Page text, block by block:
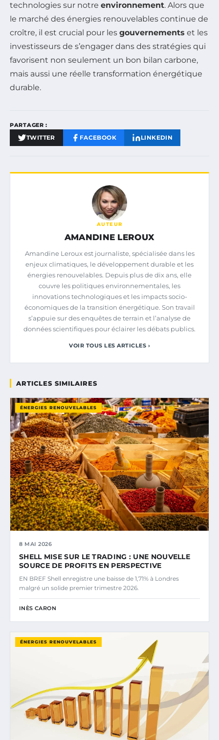
technologies sur notre environnement. Alors que
le marché des énergies renouvelables continue de
croître, il est crucial pour les gouvernements et les
investisseurs de s’engager dans des stratégies qui
favorisent non seulement un bon bilan carbone,
mais aussi une réelle transformation énergétique
durable.
PARTAGER :
TWITTER FACEBOOK LINKEDIN
AUTEUR
AMANDINE LEROUX
Amandine Leroux est journaliste, spécialisée dans les
enjeux climatiques, le développement durable et les
énergies renouvelables. Depuis plus de dix ans, elle
couvre les politiques environnementales, les
innovations technologiques et les impacts socio-
économiques de la transition énergétique. Son travail
s’appuie sur des enquêtes de terrain et l’analyse de
données scientifiques pour éclairer les débats publics.
VOIR TOUS LES ARTICLES ›
ARTICLES SIMILAIRES
ÉNERGIES RENOUVELABLES
8 MAI 2026
SHELL MISE SUR LE TRADING : UNE NOUVELLE
SOURCE DE PROFITS EN PERSPECTIVE
EN BREF Shell enregistre une baisse de 1,71% à Londres
malgré un solide premier trimestre 2026.
INÈS CARON
ÉNERGIES RENOUVELABLES